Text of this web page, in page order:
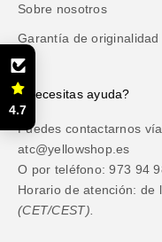
Sobre nosotros
Garantía de originalidad
¿Necesitas ayuda?
Puedes contactarnos
atc@yellowshop.es
O por teléfono: 973 94
Horario de atención: de
(CET/CEST).
4.7